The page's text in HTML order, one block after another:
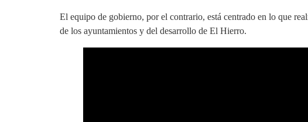
El equipo de gobierno, por el contrario, está centrado en lo que
de los ayuntamientos y del desarrollo de El Hierro.